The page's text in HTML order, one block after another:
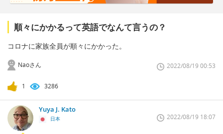
順々にかかるって英語でなんて言うの？
コロナに家族全員が順々にかかった。
Naoさん 2022/08/19 00:53
1 3286
Yuya J. Kato
日本 2022/08/19 18:07